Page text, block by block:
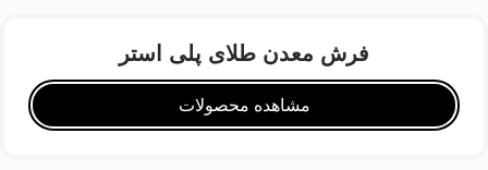
فرش معدن طلای پلی استر
مشاهده محصولات